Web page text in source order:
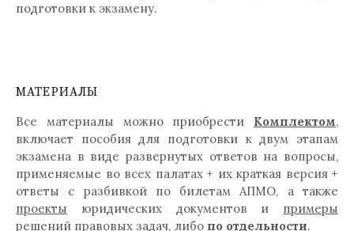
подготовки к экзамену.
МАТЕРИАЛЫ
Все материалы можно приобрести Комплектом,
включает пособия для подготовки к двум этапам
экзамена в виде развернутых ответов на вопросы,
применяемые во всех палатах + их краткая версия +
ответы с разбивкой по билетам АПМО, а также
проекты юридических документов и примеры
решений правовых задач, либо по отдельности.